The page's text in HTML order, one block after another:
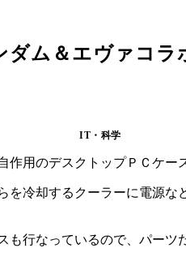
ム＆エヴァコラ
IT・科学
用のデスクトップＰＣケ
を冷却するクーラーに電源
も行なっているので、パー